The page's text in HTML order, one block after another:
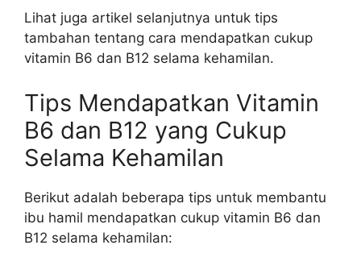
Lihat juga artikel selanjutnya untuk tips
tambahan tentang cara mendapatkan cukup
vitamin B6 dan B12 selama kehamilan.
Tips Mendapatkan Vitamin
B6 dan B12 yang Cukup
Selama Kehamilan
Berikut adalah beberapa tips untuk membantu
ibu hamil mendapatkan cukup vitamin B6 dan
B12 selama kehamilan: